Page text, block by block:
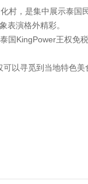
村，是集中展示泰国
表演格外精彩。
国KingPower王权免
以寻觅到当地特色美